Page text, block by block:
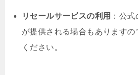
リセールサービスの利用 ： 公式
が提供される場合もあります
ください。